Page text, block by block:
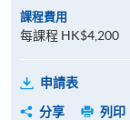
課程費用
每課程 HK$4,200
申請表
分享
列印